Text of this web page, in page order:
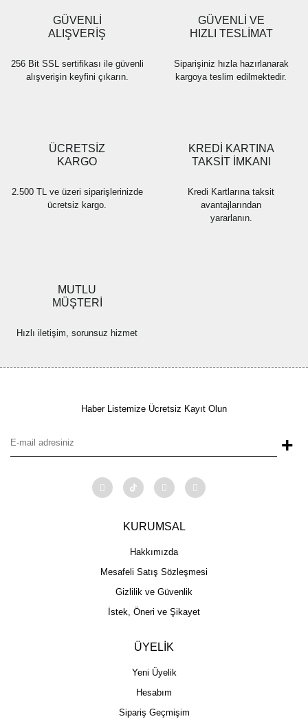
Ürün fiyatı diğer sitelerden daha pahalı.
Bu ürüne benzer farklı alternatifler olmalı.
GÜVENLİ
ALIŞVERİŞ
256 Bit SSL sertifikası ile güvenli
alışverişin keyfini çıkarın.
GÜVENLİ VE
HIZLI TESLİMAT
Siparişiniz hızla hazırlanarak
kargoya teslim edilmektedir.
ÜCRETSİZ
KARGO
2.500 TL ve üzeri siparişlerinizde
ücretsiz kargo.
KREDİ KARTINA
TAKSİT İMKANI
Kredi Kartlarına taksit
avantajlarından
yararlanın.
MUTLU
MÜŞTERİ
Hızlı iletişim, sorunsuz hizmet
Haber Listemize Ücretsiz Kayıt Olun
+
KURUMSAL
Hakkımızda
Mesafeli Satış Sözleşmesi
Gizlilik ve Güvenlik
İstek, Öneri ve Şikayet
ÜYELİK
Yeni Üyelik
Hesabım
Sipariş Geçmişim